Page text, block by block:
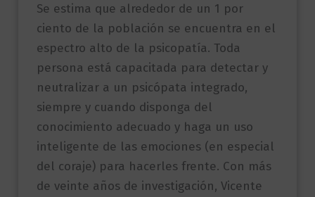
Se estima que alrededor de un 1 por
ciento de la población se encuentra en el
espectro alto de la psicopatía. Toda
persona está capacitada para detectar y
neutralizar a un psicópata integrado,
siempre y cuando disponga del
conocimiento adecuado y haga un uso
inteligente de las emociones (en especial
del coraje) para hacerles frente. Con más
de veinte años de investigación, Vicente